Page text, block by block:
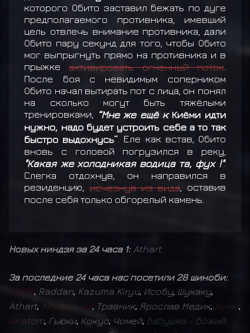
которого Обито заставил бежать по дуге
предполагаемого противника, имевший
цель отвлечь внимание противника, дали
Обито пару секунд для того, чтобы Обито
мог выпрыгнуть прямо на противника и в
прыжкеактивировать огненный поток.
После боя с невидимым соперником
Обито начал вытирать пот с лица, он понял
на сколько могут быть тяжёлыми
тренировками,
“Мне же ещё кКиёми идти
нужно, надо будет устроить себе а то так
быстро выдохнусь” . Еле как встав, Обито
вновь с головой погрузился в реку,
"Какая же холодникая водица та, фух !".
Слегка отдохнув, он направился в
резиденцию,исчезнув из вида, оставив
после себя только обгорелый камень.
Новых ниндзя за 24 часа 1: Athart
За последние 24 часа нас посетили 28 шиноби:
DEFIX, Raddan Kazuma Kiryu, Исобу, Шукаку,
Athart, Алхимичка Травник, Ярослав Медик, Кими
Anatom Гьюки, Кокуо Чомей, Бабушка - божий